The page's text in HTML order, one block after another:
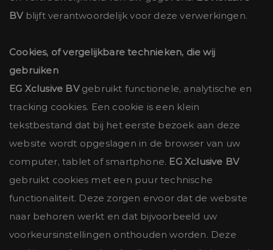
BVblijft verantwoordelijk voor deze verwerkingen.
Cookies, of vergelijkbare technieken, die wij
gebruiken
EG Xclusive BVgebruikt functionele, analytische en
tracking cookies. Een cookie is een klein
tekstbestand dat bij het eerste bezoek aan deze
website wordt opgeslagen in de browser van uw
computer, tablet of smartphone. EG Xclusive BV
gebruikt cookies met een puur technische
functionaliteit. Deze zorgen ervoor dat de website
naar behoren werkt en dat bijvoorbeeld uw
voorkeursinstellingen onthouden worden. Deze